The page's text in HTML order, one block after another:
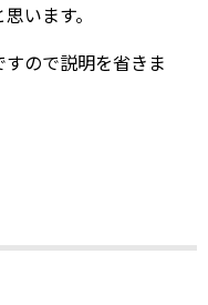
います。
すので説明を省きま